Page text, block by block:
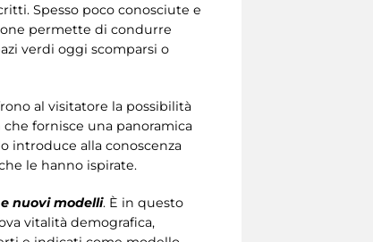
Spesso poco conosciute e
permette di condurre
verdi oggi scomparsi o
al visitatore la possibilità
che fornisce una panoramica
introduce alla conoscenza
le hanno ispirate.
nuovi modelli. È in questo
vitalità demografica,